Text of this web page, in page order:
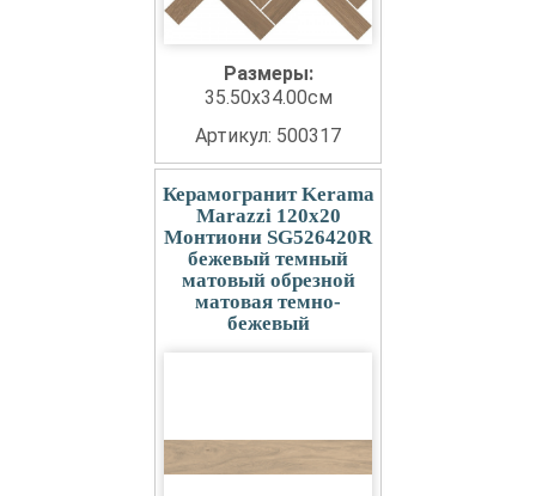
Размеры:
35.50x34.00см
Артикул: 500317
Керамогранит Kerama
Marazzi 120x20
Монтиони SG526420R
бежевый темный
матовый обрезной
матовая темно-
бежевый